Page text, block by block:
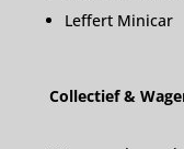
Leffert Minicar
Collectief &